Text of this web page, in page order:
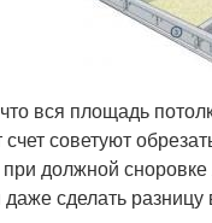
вся площадь
счет советуют
должной сноровке
сделать